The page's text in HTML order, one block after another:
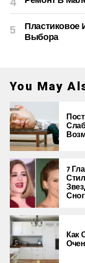
Пластиковое
Выбора
You May
7
Как